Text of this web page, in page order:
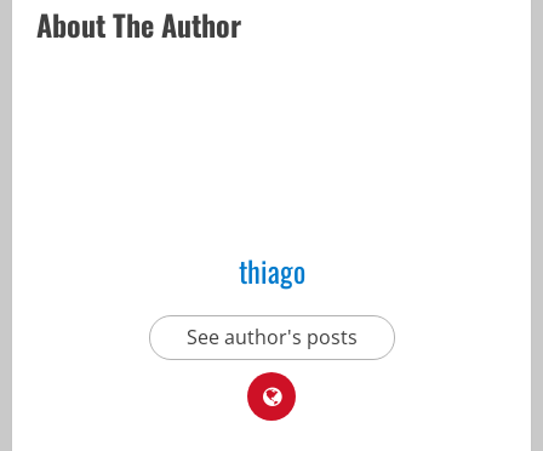
About The Author
thiago
See author's posts